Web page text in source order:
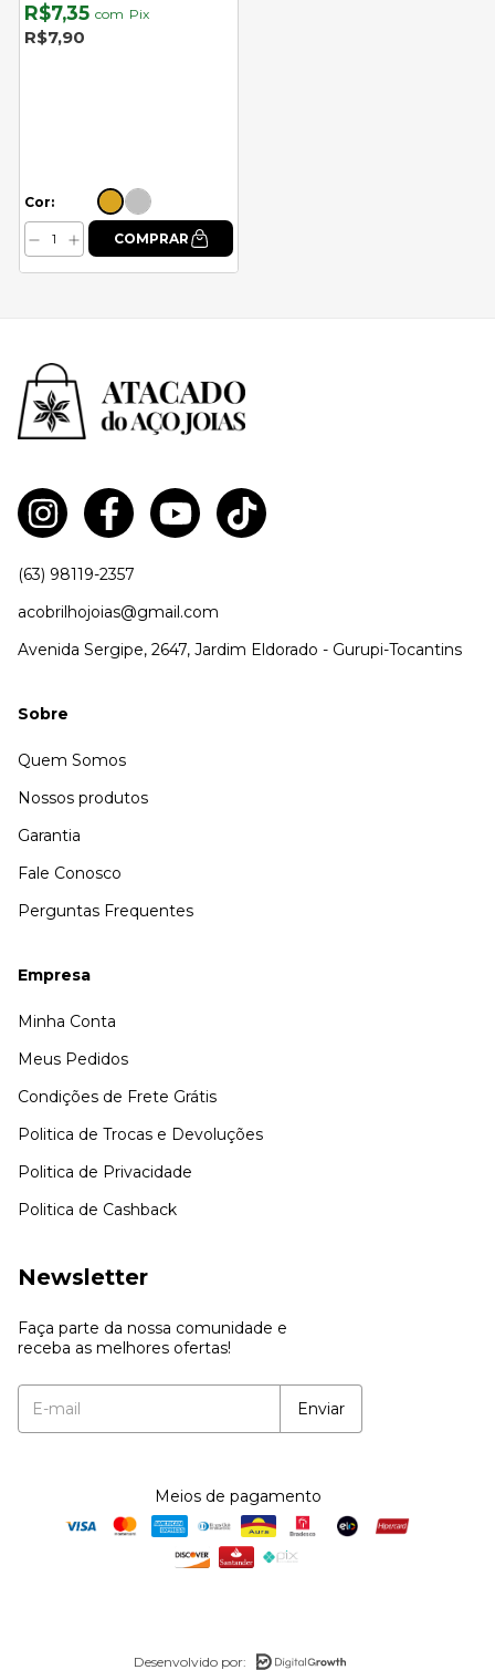
R$7,35 com Pix
R$7,90
Cor:
(63) 98119-2357
acobrilhojoias@gmail.com
Avenida Sergipe, 2647, Jardim Eldorado - Gurupi-Tocantins
Sobre
Quem Somos
Nossos produtos
Garantia
Fale Conosco
Perguntas Frequentes
Empresa
Minha Conta
Meus Pedidos
Condições de Frete Grátis
Politica de Trocas e Devoluções
Politica de Privacidade
Politica de Cashback
Newsletter
Faça parte da nossa comunidade e
receba as melhores ofertas!
Meios de pagamento
Desenvolvido por: